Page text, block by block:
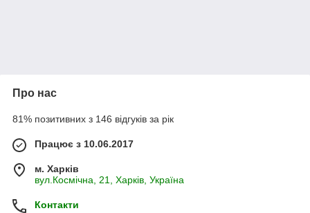
Про нас
81% позитивних з 146 відгуків за рік
Працює з 10.06.2017
м. Харків
вул.Космічна, 21, Харків, Україна
Контакти